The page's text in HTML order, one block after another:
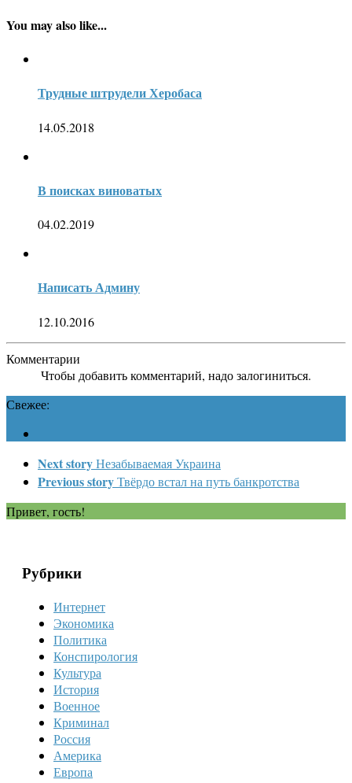
You may also like...
Трудные штрудели Херобаса
14.05.2018
В поисках виноватых
04.02.2019
Написать Админу
12.10.2016
Комментарии
Чтобы добавить комментарий, надо залогиниться.
Свежее:
Next storyНезабываемая Украина
Previous storyТвёрдо встал на путь банкротства
Привет, гость!
Рубрики
Интернет
Экономика
Политика
Конспирология
Культура
История
Военное
Криминал
Россия
Америка
Европа